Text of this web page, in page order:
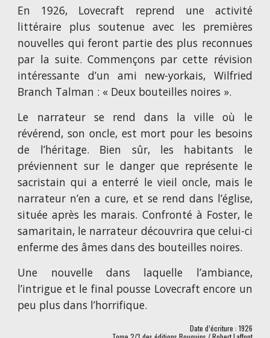
En 1926, Lovecraft reprend une activité
littéraire plus soutenue avec les premières
nouvelles qui feront partie des plus reconnues
par la suite. Commençons par cette révision
intéressante d’un ami new-yorkais, Wilfried
Branch Talman : « Deux bouteilles noires ».
Le narrateur se rend dans la ville où le
révérend, son oncle, est mort pour les besoins
de l’héritage. Bien sûr, les habitants le
préviennent sur le danger que représente le
sacristain qui a enterré le vieil oncle, mais le
narrateur n’en a cure, et se rend dans l’église,
située après les marais. Confronté à Foster, le
samaritain, le narrateur découvrira que celui-ci
enferme des âmes dans des bouteilles noires.
Une nouvelle dans laquelle l’ambiance,
l’intrigue et le final pousse Lovecraft encore un
peu plus dans l’horrifique.
Date d’écriture : 1926